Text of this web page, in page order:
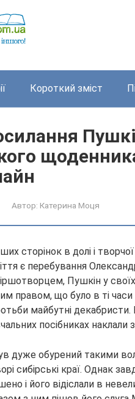
Короткий зміст
Автор: Катерина Моця
сторінок в долі і
є перебування
Пушкін у
правом, що було в ті
майбутні декабристи.
посібниках наклали
дуже обурений такими
сибірські краї. Однак
і його відіслали в